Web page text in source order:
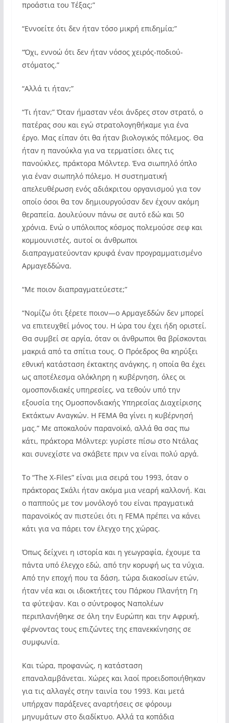
προάστια του Τέξας;”
“Εννοείτε ότι δεν ήταν τόσο μικρή επιδημία;”
“Όχι, εννοώ ότι δεν ήταν νόσος χειρός-ποδιού-
στόματος.”
“Αλλά τι ήταν;”
“Τι ήταν;” Όταν ήμασταν νέοι άνδρες στον στρατό, ο
πατέρας σου και εγώ στρατολογηθήκαμε για ένα
έργο. Μας είπαν ότι θα ήταν βιολογικός πόλεμος. Θα
ήταν η πανούκλα για να τερματίσει όλες τις
πανούκλες, πράκτορα Μόλντερ. Ένα σιωπηλό όπλο
για έναν σιωπηλό πόλεμο. Η συστηματική
απελευθέρωση ενός αδιάκριτου οργανισμού για τον
οποίο όσοι θα τον δημιουργούσαν δεν έχουν ακόμη
θεραπεία. Δουλεύουν πάνω σε αυτό εδώ και 50
χρόνια. Ενώ ο υπόλοιπος κόσμος πολεμούσε σεφ και
κομμουνιστές, αυτοί οι άνθρωποι
διαπραγματεύονταν κρυφά έναν προγραμματισμένο
Αρμαγεδδώνα.
“Με ποιον διαπραγματεύεστε;”
“Νομίζω ότι ξέρετε ποιον—ο Αρμαγεδδών δεν μπορεί
να επιτευχθεί μόνος του. Η ώρα του έχει ήδη οριστεί.
Θα συμβεί σε αργία, όταν οι άνθρωποι θα βρίσκονται
μακριά από τα σπίτια τους. Ο Πρόεδρος θα κηρύξει
εθνική κατάσταση έκτακτης ανάγκης, η οποία θα έχει
ως αποτέλεσμα ολόκληρη η κυβέρνηση, όλες οι
ομοσπονδιακές υπηρεσίες, να τεθούν υπό την
εξουσία της Ομοσπονδιακής Υπηρεσίας Διαχείρισης
Εκτάκτων Αναγκών. Η FEMA θα γίνει η κυβέρνησή
μας.” Με αποκαλούν παρανοϊκό, αλλά θα σας πω
κάτι, πράκτορα Μόλντερ: γυρίστε πίσω στο Ντάλας
και συνεχίστε να σκάβετε πριν να είναι πολύ αργά.
Το “The X-Files” είναι μια σειρά του 1993, όταν ο
πράκτορας Σκάλι ήταν ακόμα μια νεαρή καλλονή. Και
ο παππούς με τον μονόλογό του είναι πραγματικά
παρανοϊκός αν πιστεύει ότι η FEMA πρέπει να κάνει
κάτι για να πάρει τον έλεγχο της χώρας.
Όπως δείχνει η ιστορία και η γεωγραφία, έχουμε τα
πάντα υπό έλεγχο εδώ, από την κορυφή ως τα νύχια.
Από την εποχή που τα δάση, τώρα διακοσίων ετών,
ήταν νέα και οι ιδιοκτήτες του Πάρκου Πλανήτη Γη
τα φύτεψαν. Και ο σύντροφος Ναπολέων
περιπλανήθηκε σε όλη την Ευρώπη και την Αφρική,
φέρνοντας τους επιζώντες της επανεκκίνησης σε
συμφωνία.
Και τώρα, προφανώς, η κατάσταση
επαναλαμβάνεται. Χώρες και λαοί προειδοποιήθηκαν
για τις αλλαγές στην ταινία του 1993. Και μετά
υπήρχαν παράξενες αναρτήσεις σε φόρουμ
μηνυμάτων στο διαδίκτυο. Αλλά τα κοπάδια